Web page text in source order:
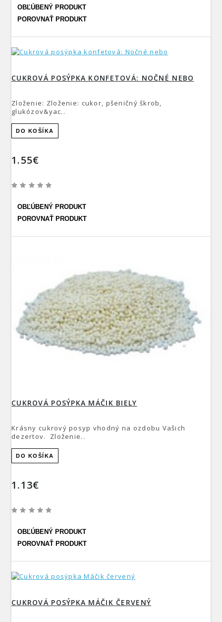
OBĽÚBENÝ PRODUKT
POROVNAŤ PRODUKT
CUKROVÁ POSÝPKA KONFETOVÁ: NOČNÉ NEBO
Zloženie: Zloženie: cukor, pšeničný škrob,
glukózov&yac..
DO KOŠÍKA
1.55€
OBĽÚBENÝ PRODUKT
POROVNAŤ PRODUKT
CUKROVÁ POSÝPKA MÁČIK BIELY
Krásny cukrový posyp vhodný na ozdobu Vašich
dezertov. Zloženie..
DO KOŠÍKA
1.13€
OBĽÚBENÝ PRODUKT
POROVNAŤ PRODUKT
CUKROVÁ POSÝPKA MÁČIK ČERVENÝ